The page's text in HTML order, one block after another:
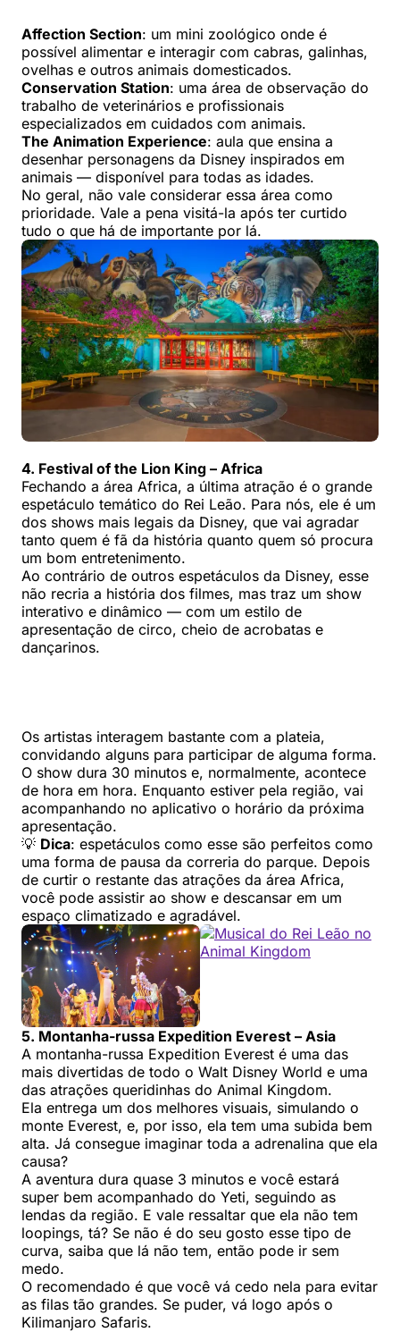
Affection Section: um mini zoológico onde é
possível alimentar e interagir com cabras, galinhas,
ovelhas e outros animais domesticados.
Conservation Station: uma área de observação do
trabalho de veterinários e profissionais
especializados em cuidados com animais.
The Animation Experience: aula que ensina a
desenhar personagens da Disney inspirados em
animais — disponível para todas as idades.
No geral, não vale considerar essa área como
prioridade. Vale a pena visitá-la após ter curtido
tudo o que há de importante por lá.
4. Festival of the Lion King – Africa
Fechando a área Africa, a última atração é o grande
espetáculo temático do Rei Leão. Para nós, ele é um
dos shows mais legais da Disney, que vai agradar
tanto quem é fã da história quanto quem só procura
um bom entretenimento.
Ao contrário de outros espetáculos da Disney, esse
não recria a história dos filmes, mas traz um show
interativo e dinâmico — com um estilo de
apresentação de circo, cheio de acrobatas e
dançarinos.
Os artistas interagem bastante com a plateia,
convidando alguns para participar de alguma forma.
O show dura 30 minutos e, normalmente, acontece
de hora em hora. Enquanto estiver pela região, vai
acompanhando no aplicativo o horário da próxima
apresentação.
💡 Dica: espetáculos como esse são perfeitos como
uma forma de pausa da correria do parque. Depois
de curtir o restante das atrações da área Africa,
você pode assistir ao show e descansar em um
espaço climatizado e agradável.
5. Montanha-russa Expedition Everest – Asia
A montanha-russa Expedition Everest é uma das
mais divertidas de todo o Walt Disney World e uma
das atrações queridinhas do Animal Kingdom.
Ela entrega um dos melhores visuais, simulando o
monte Everest, e, por isso, ela tem uma subida bem
alta. Já consegue imaginar toda a adrenalina que ela
causa?
A aventura dura quase 3 minutos e você estará
super bem acompanhado do Yeti, seguindo as
lendas da região. E vale ressaltar que ela não tem
loopings, tá? Se não é do seu gosto esse tipo de
curva, saiba que lá não tem, então pode ir sem
medo.
O recomendado é que você vá cedo nela para evitar
as filas tão grandes. Se puder, vá logo após o
Kilimanjaro Safaris.